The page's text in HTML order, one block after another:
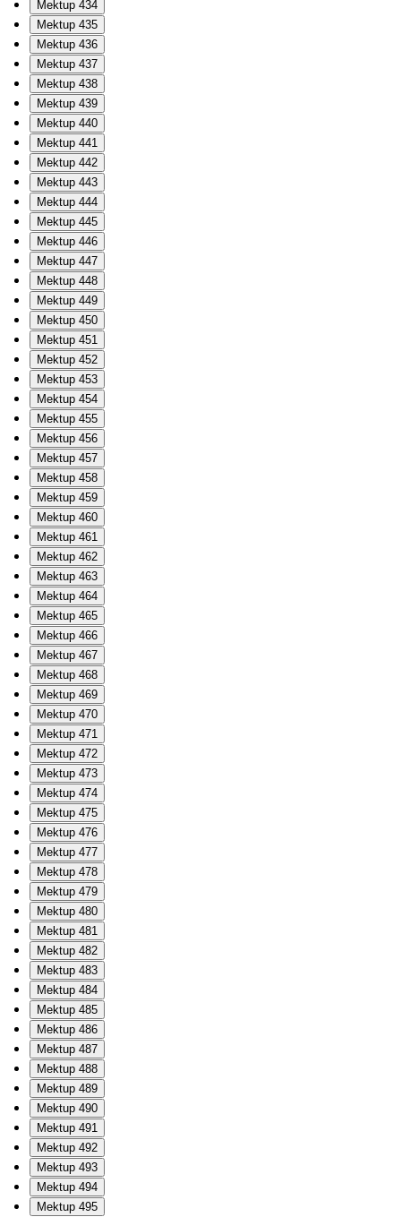
Mektup 434
Mektup 435
Mektup 436
Mektup 437
Mektup 438
Mektup 439
Mektup 440
Mektup 441
Mektup 442
Mektup 443
Mektup 444
Mektup 445
Mektup 446
Mektup 447
Mektup 448
Mektup 449
Mektup 450
Mektup 451
Mektup 452
Mektup 453
Mektup 454
Mektup 455
Mektup 456
Mektup 457
Mektup 458
Mektup 459
Mektup 460
Mektup 461
Mektup 462
Mektup 463
Mektup 464
Mektup 465
Mektup 466
Mektup 467
Mektup 468
Mektup 469
Mektup 470
Mektup 471
Mektup 472
Mektup 473
Mektup 474
Mektup 475
Mektup 476
Mektup 477
Mektup 478
Mektup 479
Mektup 480
Mektup 481
Mektup 482
Mektup 483
Mektup 484
Mektup 485
Mektup 486
Mektup 487
Mektup 488
Mektup 489
Mektup 490
Mektup 491
Mektup 492
Mektup 493
Mektup 494
Mektup 495